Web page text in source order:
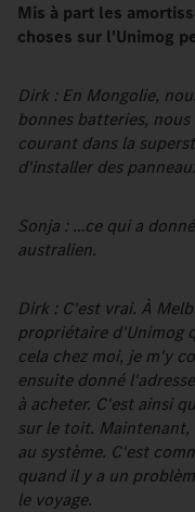
Mis à part les
choses sur l'Unimog
Dirk : En Mongolie,
bonnes batteries,
courant dans la
d'installer des
Sonja : …ce qui a
australien.
Dirk : C'est vrai. À
propriétaire d'Unimog
cela chez moi, je m'y
ensuite donné
à acheter. C'est ainsi
sur le toit.
au système. C'est
quand il y a un
le voyage.